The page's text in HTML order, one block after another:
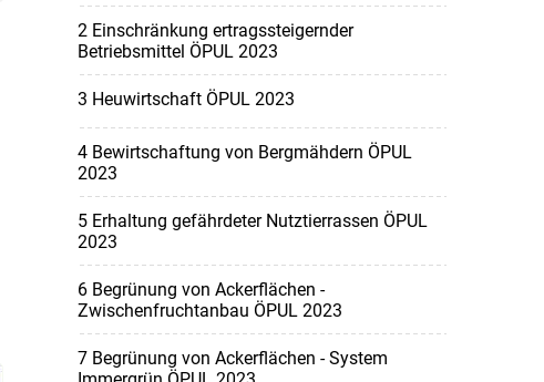
2 Einschränkung ertragssteigernder
Betriebsmittel ÖPUL 2023
3 Heuwirtschaft ÖPUL 2023
4 Bewirtschaftung von Bergmähdern ÖPUL
2023
5 Erhaltung gefährdeter Nutztierrassen ÖPUL
2023
6 Begrünung von Ackerflächen -
Zwischenfruchtanbau ÖPUL 2023
7 Begrünung von Ackerflächen - System